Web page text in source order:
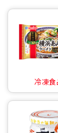
冷凍食